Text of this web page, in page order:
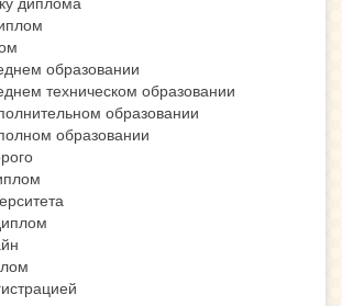
образовании
техническом образовании
образовании
образовании